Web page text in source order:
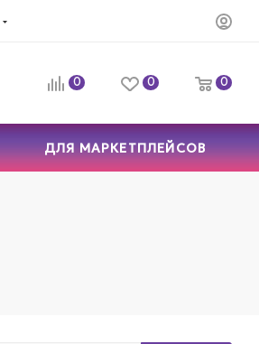
0 0 0
ДЛЯ МАРКЕТПЛЕЙСОВ